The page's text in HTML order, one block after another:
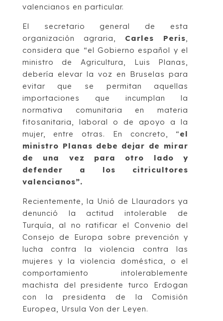
valencianos en particular.
El secretario general de esta
organización agraria, Carles Peris
considera que “el Gobierno español y el
ministro de Agricultura, Luis Planas,
debería elevar la voz en Bruselas para
evitar que se permitan aquellas
importaciones que incumplan la
normativa comunitaria en materia
fitosanitaria, laboral o de apoyo a la
mujer, entre otras. En concreto, “el
ministro Planas debe dejar de mirar
de una vez para otro lado y
defender a los citricultores
valencianos”.
Recientemente, la Unió de Llauradors ya
denunció la actitud intolerable de
Turquía, al no ratificar el Convenio del
Consejo de Europa sobre prevención y
lucha contra la violencia contra las
mujeres y la violencia doméstica, o el
comportamiento intolerablemente
machista del presidente turco Erdogan
con la presidenta de la Comisión
Europea, Ursula Von der Leyen.